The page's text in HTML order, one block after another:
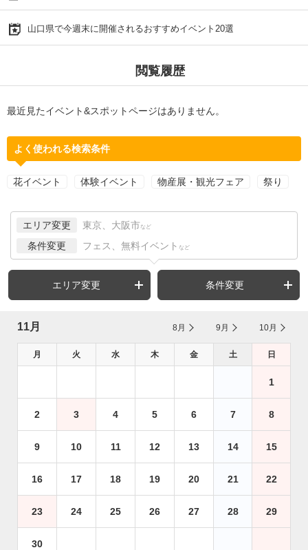
山口県で今週末に開催されるおすすめイベント20選
閲覧履歴
最近見たイベント&スポットページはありません。
よく使われる検索条件
花イベント 体験イベント 物産展・観光フェア 祭り
エリア変更 東京、大阪市 など
条件変更 フェス、無料イベント など
エリア変更 条件変更
11月 8月 9月 10月
月 火 水 木 金 土 日
1
2 3 4 5 6 7 8
9 10 11 12 13 14 15
16 17 18 19 20 21 22
23 24 25 26 27 28 29
30